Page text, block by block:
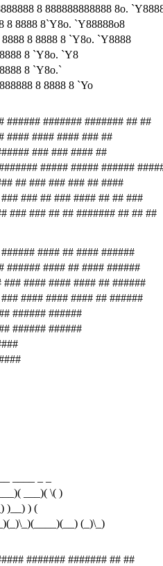
8 888888888888 8o.
8 8888 8`Y8o. `Y88888o8
8 8888 8 `Y8o. `Y8888
8 `Y8o. `Y8
8 `Y8o.`
8 8888 8 `Yo
###### ####### ####### ## ##
#### #### #### ### ##
### ### #### ##
##### ##### ######
## ### ### ### ## ####
### ## ### #### ## ## ###
### ### ## ## ####### ## ## ##
#### ## #### ######
###### #### ## #### ######
#### #### #### ## ######
#### #### #### ## ######
###### ######
###### ######
___)( \( )
)__) ) (
(_)\_)
####### ####### ## ##